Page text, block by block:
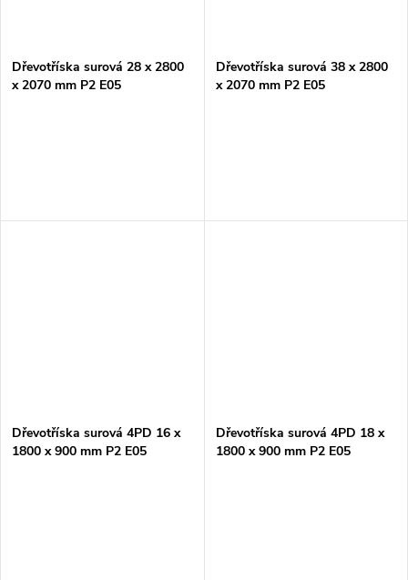
Dřevotříska surová 28 x 2800
x 2070 mm P2 E05
Dřevotříska surová 38 x 2800
x 2070 mm P2 E05
Dřevotříska surová 4PD 16 x
1800 x 900 mm P2 E05
Dřevotříska surová 4PD 18 x
1800 x 900 mm P2 E05